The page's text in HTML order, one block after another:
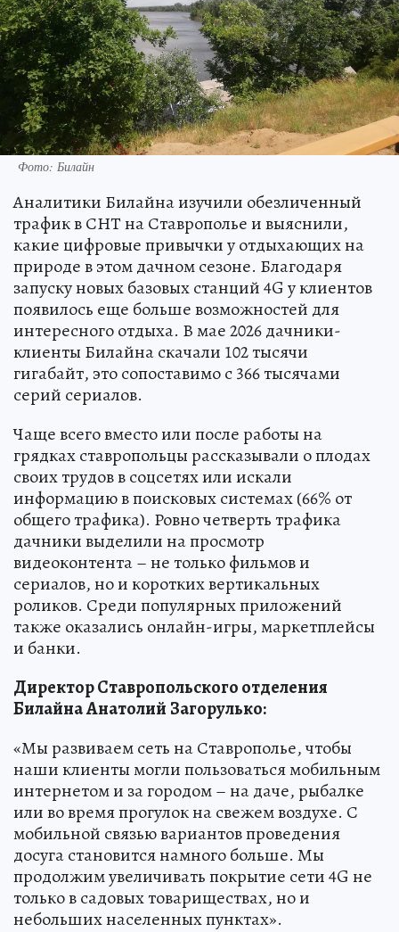
Фото: Билайн
Аналитики Билайна изучили обезличенный
трафик в СНТ на Ставрополье и выяснили,
какие цифровые привычки у отдыхающих на
природе в этом дачном сезоне. Благодаря
запуску новых базовых станций 4G у клиентов
появилось еще больше возможностей для
интересного отдыха. В мае 2026 дачники-
клиенты Билайна скачали 102 тысячи
гигабайт, это сопоставимо с 366 тысячами
серий сериалов.
Чаще всего вместо или после работы на
грядках ставропольцы рассказывали о плодах
своих трудов в соцсетях или искали
информацию в поисковых системах (66% от
общего трафика). Ровно четверть трафика
дачники выделили на просмотр
видеоконтента – не только фильмов и
сериалов, но и коротких вертикальных
роликов. Среди популярных приложений
также оказались онлайн-игры, маркетплейсы
и банки.
Директор Ставропольского отделения
БилайнаАнатолий Загорулько:
«Мы развиваем сеть на Ставрополье, чтобы
наши клиенты могли пользоваться мобильным
интернетом и за городом – на даче, рыбалке
или во время прогулок на свежем воздухе. С
мобильной связью вариантов проведения
досуга становится намного больше. Мы
продолжим увеличивать покрытие сети 4G не
только в садовых товариществах, но и
небольших населенных пунктах».